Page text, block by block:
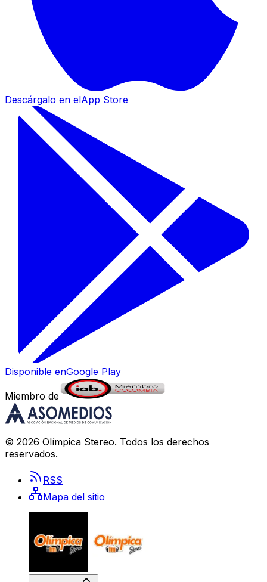
Descárgalo en elApp Store
Disponible enGoogle Play
Miembro de
© 2026 Olímpica Stereo. Todos los derechos
reservados.
RSS
Mapa del sitio